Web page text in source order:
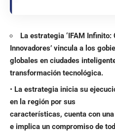
La estrategia ‘IFAM
Innovadores’ vincula a los
globales en ciudades
transformación tecnológica.
• La estrategia inicia su
en la región por sus
características, cuenta con
e implica un compromiso de